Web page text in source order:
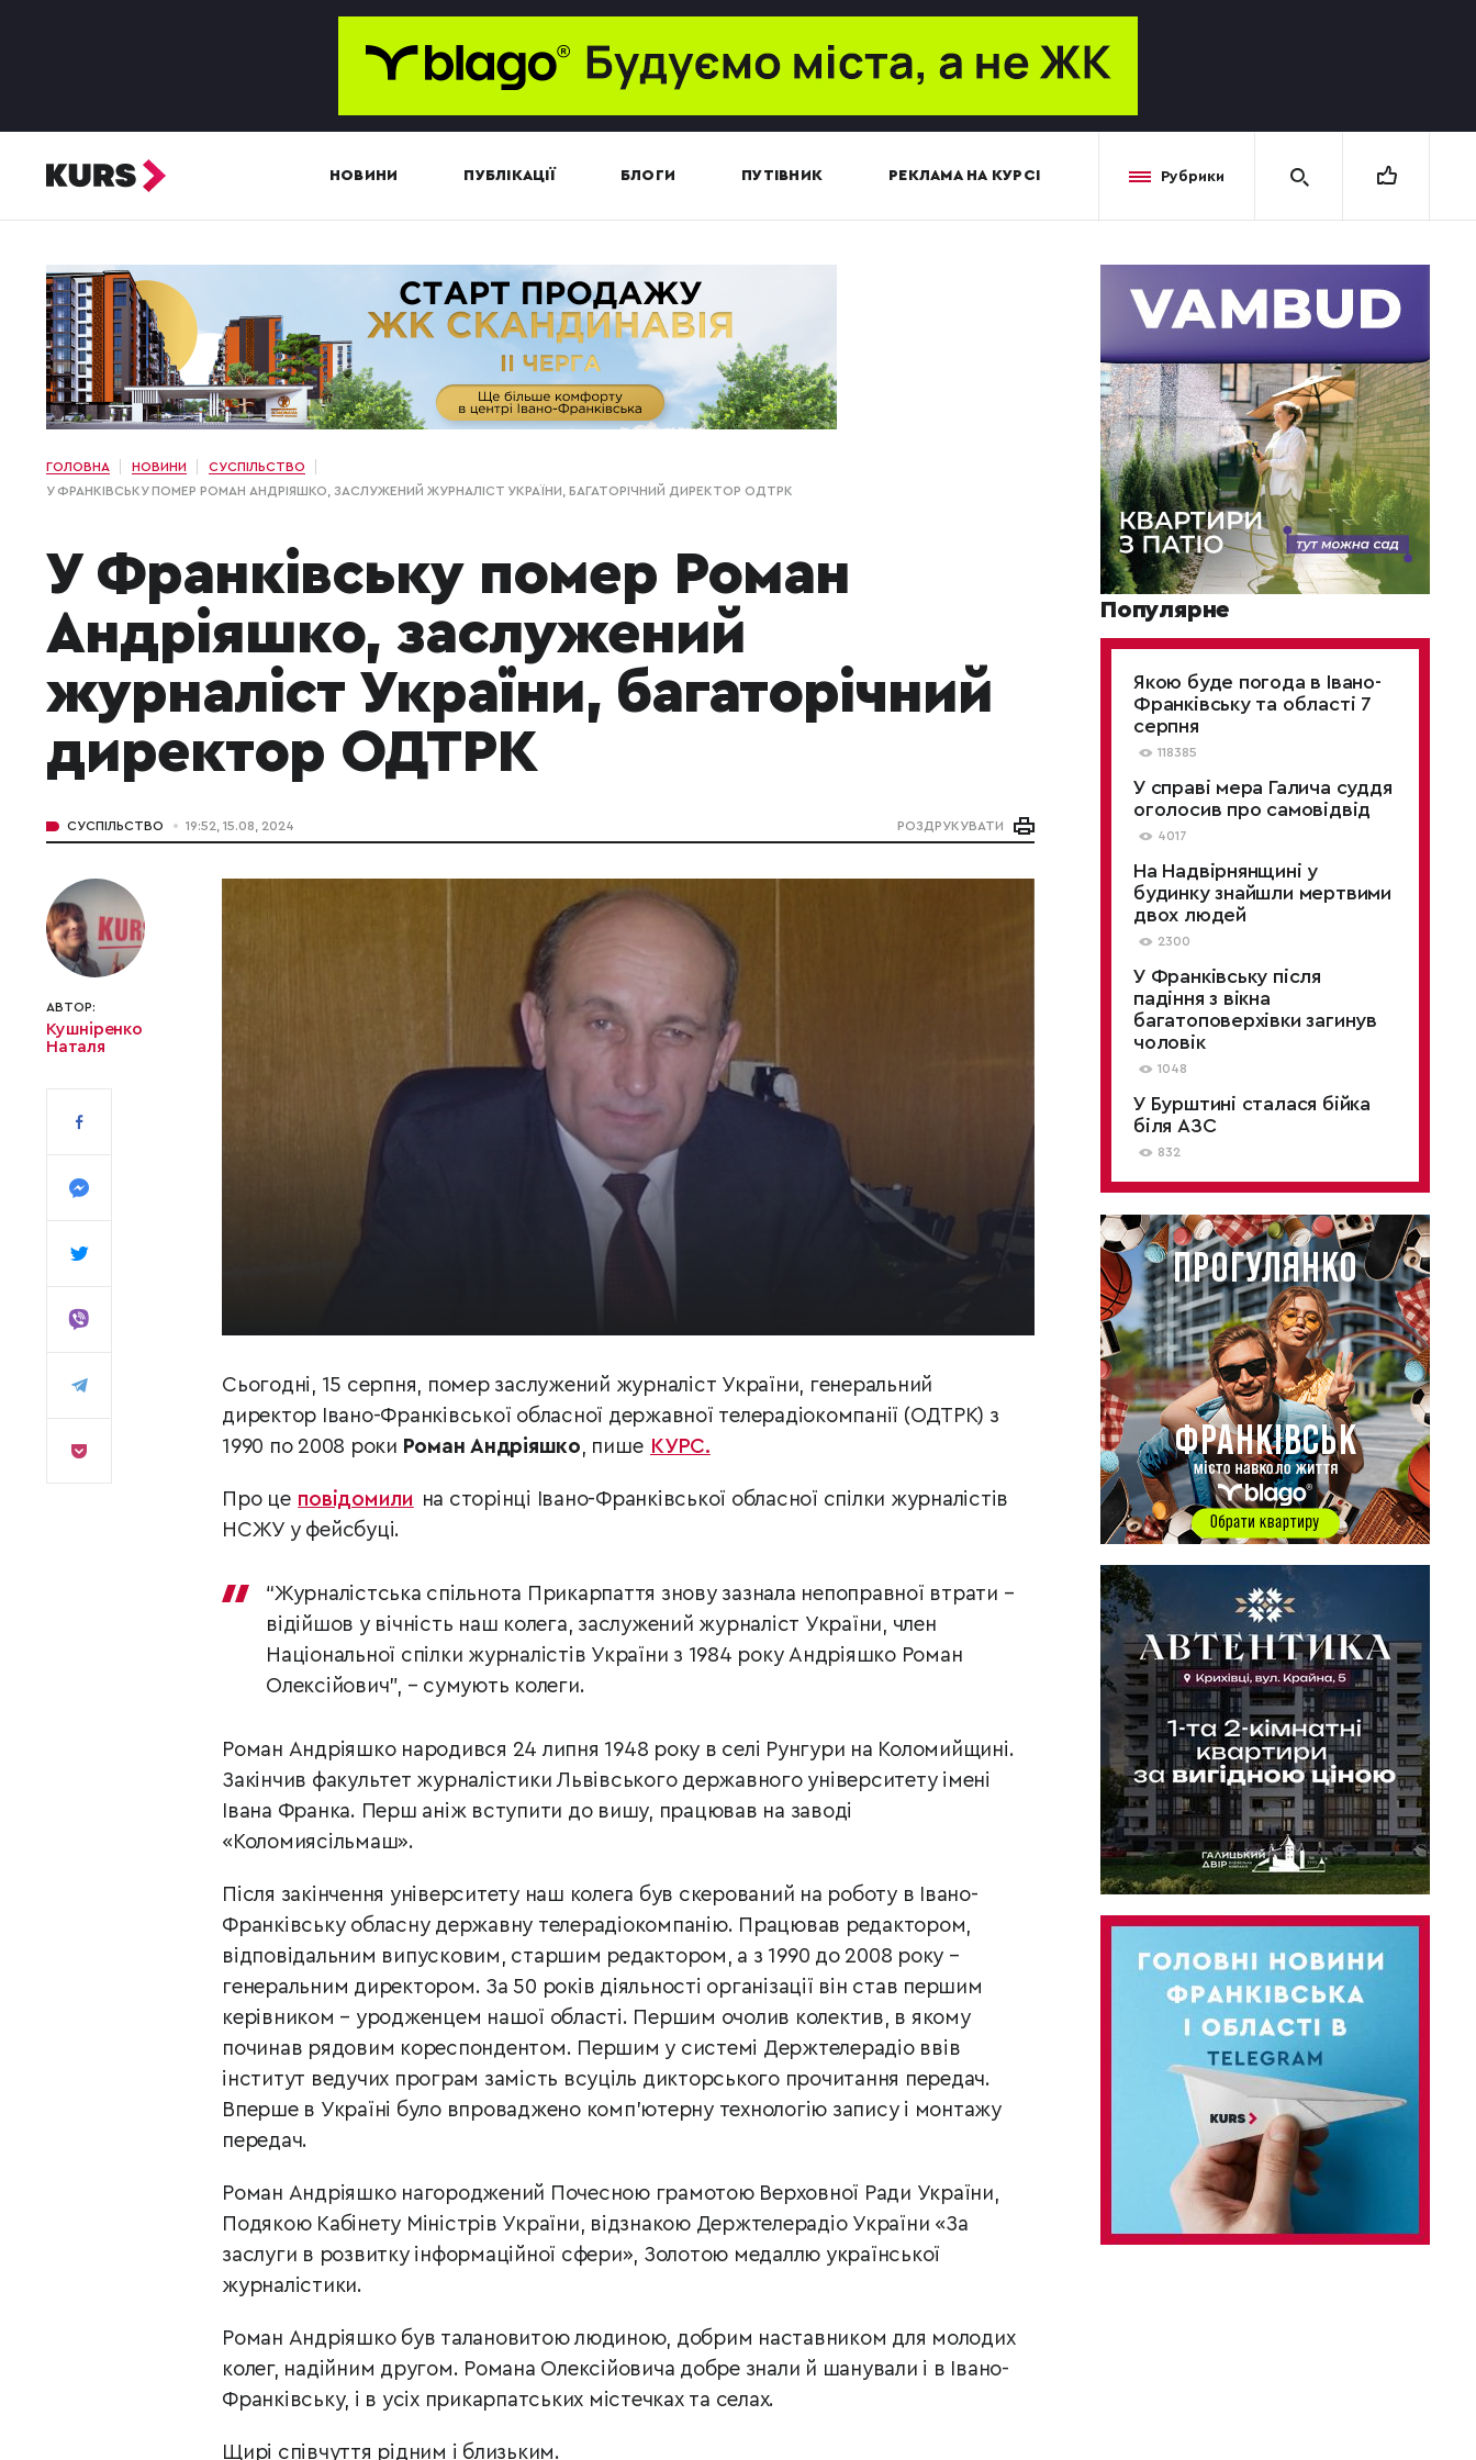
НОВИНИ ПУБЛІКАЦІЇ БЛОГИ ПУТІВНИК РЕКЛАМА НА КУРСІ Рубрики
ГОЛОВНА НОВИНИ
СУСПІЛЬСТВО
У ФРАНКІВСЬКУ ПОМЕР РОМАН АНДРІЯШКО, ЗАСЛУЖЕНИЙ ЖУРНАЛІСТ УКРАЇНИ, БАГАТОРІЧНИЙ ДИРЕКТОР ОДТРК
У Франківську помер Роман
Андріяшко, заслужений
журналіст України, багаторічний
директор ОДТРК
СУСПІЛЬСТВО 19:52, 15.08, 2024 РОЗДРУКУВАТИ
АВТОР:
Кушніренко
Наталя
Сьогодні, 15 серпня, помер заслужений журналіст України, генеральний
директор Івано-Франківської обласної державної телерадіокомпанії (ОДТРК) з
1990 по 2008 роки Роман Андріяшко, пише КУРС.
Про це повідомили на сторінці Івано-Франківської обласної спілки журналістів
НСЖУ у фейсбуці.
“Журналістська спільнота Прикарпаття знову зазнала непоправної втрати –
відійшов у вічність наш колега, заслужений журналіст України, член
Національної спілки журналістів України з 1984 року Андріяшко Роман
Олексійович”, – сумують колеги.
Роман Андріяшко народився 24 липня 1948 року в селі Рунгури на Коломийщині.
Закінчив факультет журналістики Львівського державного університету імені
Івана Франка. Перш аніж вступити до вишу, працював на заводі
«Коломиясільмаш».
Після закінчення університету наш колега був скерований на роботу в Івано-
Франківську обласну державну телерадіокомпанію. Працював редактором,
відповідальним випусковим, старшим редактором, а з 1990 до 2008 року –
генеральним директором. За 50 років діяльності організації він став першим
керівником – уродженцем нашої області. Першим очолив колектив, в якому
починав рядовим кореспондентом. Першим у системі Держтелерадіо ввів
інститут ведучих програм замість всуціль дикторського прочитання передач.
Вперше в Україні було впроваджено комп’ютерну технологію запису і монтажу
передач.
Роман Андріяшко нагороджений Почесною грамотою Верховної Ради України,
Подякою Кабінету Міністрів України, відзнакою Держтелерадіо України «За
заслуги в розвитку інформаційної сфери», Золотою медаллю української
журналістики.
Роман Андріяшко був талановитою людиною, добрим наставником для молодих
колег, надійним другом. Романа Олексійовича добре знали й шанували і в Івано-
Франківську, і в усіх прикарпатських містечках та селах.
Щирі співчуття рідним і близьким.
Популярне
Якою буде погода в Івано-
Франківську та області 7
серпня
118385
У справі мера Галича суддя
оголосив про самовідвід
4017
На Надвірнянщині у
будинку знайшли мертвими
двох людей
2300
У Франківську після
падіння з вікна
багатоповерхівки загинув
чоловік
1048
У Бурштині сталася бійка
біля АЗС
832